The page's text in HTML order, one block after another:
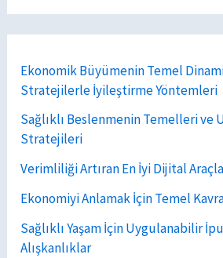
Ekonomik Büyümenin Temel
Stratejilerle İyileştirme Yöntemleri
Sağlıklı Beslenmenin Temelleri ve
Stratejileri
Verimliliği Artıran En İyi Dijital
Ekonomiyi Anlamak İçin Temel
Sağlıklı Yaşam İçin Uygulanabilir
Alışkanlıklar